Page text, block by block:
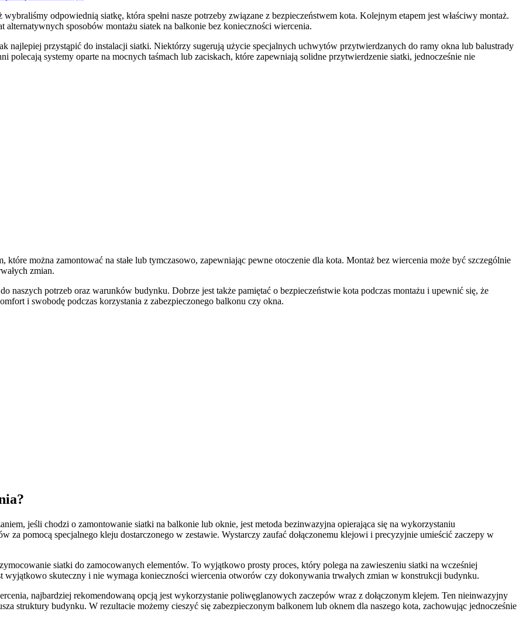
odpowiednią siatkę, która spełni nasze potrzeby związane z bezpieczeństwem kota. Kolejnym etapem jest właściwy montaż.
sposobów montażu siatek na balkonie bez konieczności wiercenia.
najlepiej przystąpić do instalacji siatki. Niektórzy sugerują użycie specjalnych uchwytów przytwierdzanych do ramy okna lub balustrady
systemy oparte na mocnych taśmach lub zaciskach, które zapewniają solidne przytwierdzenie siatki, jednocześnie nie
można zamontować na stałe lub tymczasowo, zapewniając pewne otoczenie dla kota. Montaż bez wiercenia może być szczególnie
zmian.
naszych potrzeb oraz warunków budynku. Dobrze jest także pamiętać o bezpieczeństwie kota podczas montażu i upewnić się, że
i swobodę podczas korzystania z zabezpieczonego balkonu czy okna.
jeśli chodzi o zamontowanie siatki na balkonie lub oknie, jest metoda bezinwazyjna opierająca się na wykorzystaniu
za pomocą specjalnego kleju dostarczonego w zestawie. Wystarczy zaufać dołączonemu klejowi i precyzyjnie umieścić zaczepy w
siatki do zamocowanych elementów. To wyjątkowo prosty proces, który polega na zawieszeniu siatki na wcześniej
skuteczny i nie wymaga konieczności wiercenia otworów czy dokonywania trwałych zmian w konstrukcji budynku.
najbardziej rekomendowaną opcją jest wykorzystanie poliwęglanowych zaczepów wraz z dołączonym klejem. Ten nieinwazyjny
struktury budynku. W rezultacie możemy cieszyć się zabezpieczonym balkonem lub oknem dla naszego kota, zachowując jednocześnie